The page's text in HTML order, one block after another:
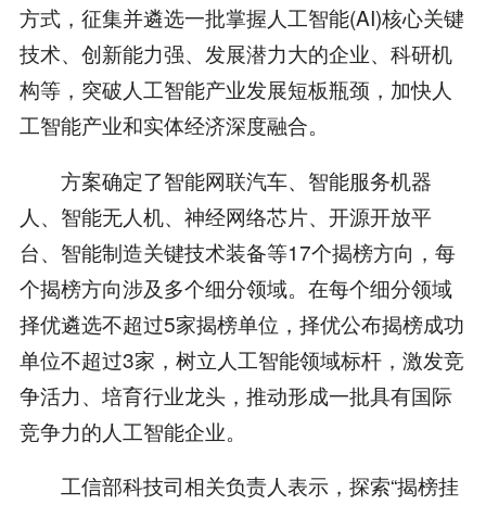
方式，征集并遴选一批掌握人工智能(AI)核心关键
技术、创新能力强、发展潜力大的企业、科研机
构等，突破人工智能产业发展短板瓶颈，加快人
工智能产业和实体经济深度融合。
方案确定了智能网联汽车、智能服务机器
人、智能无人机、神经网络芯片、开源开放平
台、智能制造关键技术装备等17个揭榜方向，每
个揭榜方向涉及多个细分领域。在每个细分领域
择优遴选不超过5家揭榜单位，择优公布揭榜成功
单位不超过3家，树立人工智能领域标杆，激发竞
争活力、培育行业龙头，推动形成一批具有国际
竞争力的人工智能企业。
工信部科技司相关负责人表示，探索“揭榜挂